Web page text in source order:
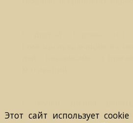
искренность ничем не
Этот сайт использует